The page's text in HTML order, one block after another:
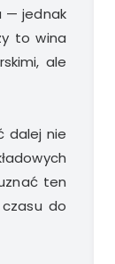
— jednak
to wina
ale
dalej nie
ten
do